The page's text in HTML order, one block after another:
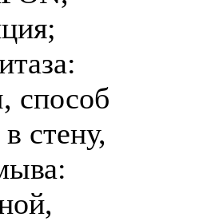
способ
стену,